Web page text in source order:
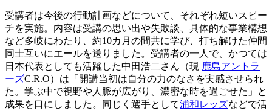
受講者は今後の行動計画などについて、それぞれ短いスピー
チを実施。内容は受講の思い出や失敗談、具体的な事業構想
など多岐にわたり、約10カ月の間共に学び、打ち解けた仲間
同士互いにエールを送りました。受講者の一人で、かつては
日本代表としても活躍した中田浩二さん（現 鹿島アントラ
ーズC.R.O）は「開講当初は自分の力のなさを実感させられ
た。学ぶ中で視野や人脈が広がり、濃密な時を過ごせた」と
成果を口にしました。同じく選手として浦和レッズなどで活